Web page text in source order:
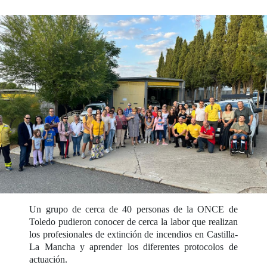
Un grupo de cerca de 40 personas de la ONCE de
Toledo pudieron conocer de cerca la labor que realizan
los profesionales de extinción de incendios en Castilla-
La Mancha y aprender los diferentes protocolos de
actuación.